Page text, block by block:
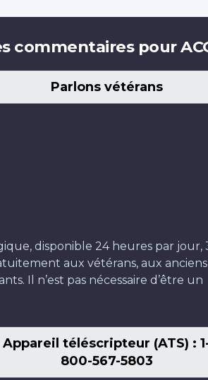
commentaires pour
Parlons vétérans
disponible 24 heures par jour,
aux vétérans, aux anciens
Il n’est pas nécessaire d’être un
Appareil téléscripteur (ATS) :
800-567-5803